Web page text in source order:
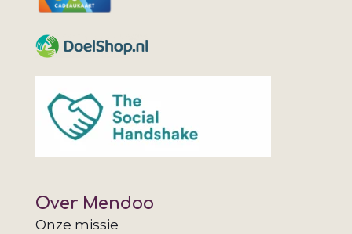
Over Mendoo
Onze missie